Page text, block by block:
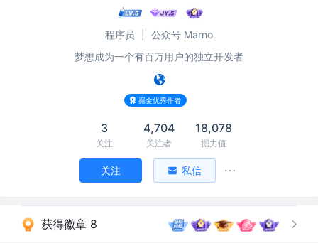
程序员
公众号 Marno
梦想成为一个有百万用户的独立开发者
掘金优秀作者
3
关注
4,704
关注者
18,078
掘力值
关注 私信
获得徽章 8